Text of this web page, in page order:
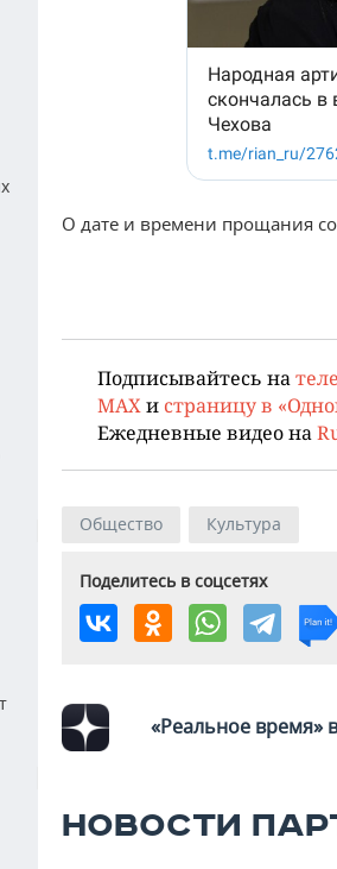
О дате и времени прощания
Подписывайтесь на
MAX и страницу в
Ежедневные видео на
Общество Культура
Поделитесь в соцсетях
«Реальное время»
НОВОСТИ